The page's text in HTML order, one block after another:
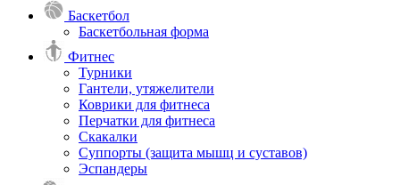
Баскетбол
Баскетбольная форма
Фитнес
Турники
Гантели, утяжелители
Коврики для фитнеса
Перчатки для фитнеса
Скакалки
Суппорты (защита мышц и суставов)
Эспандеры